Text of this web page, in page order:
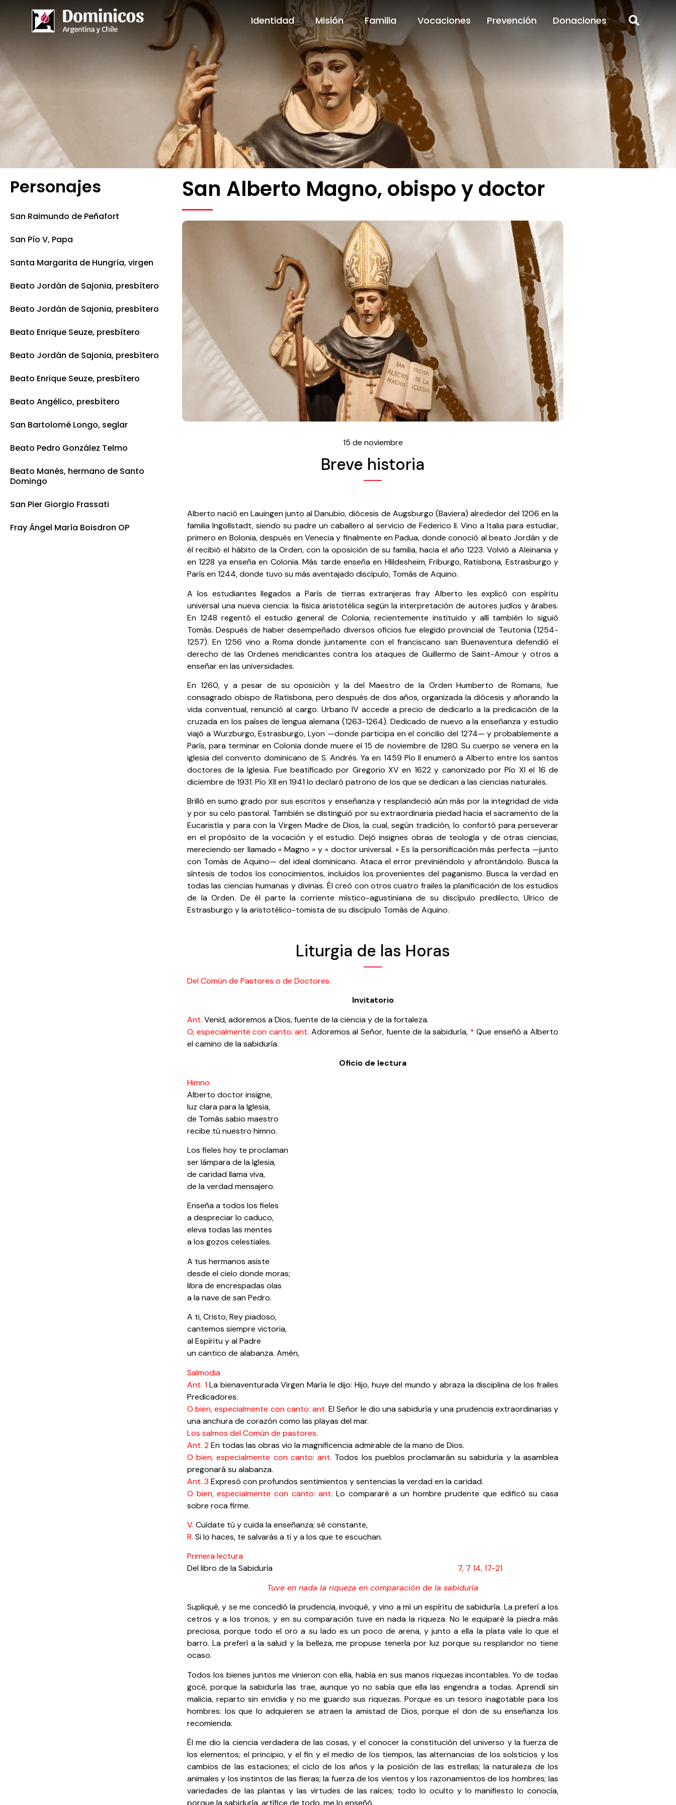
Identidad Misión Familia Vocaciones Prevención Donaciones
Identidad Misión Familia Vocaciones Prevención Donaciones
Personajes
San Raimundo de Peñafort
San Pío V, Papa
Santa Margarita de Hungría, virgen
Beato Jordán de Sajonia, presbítero
Beato Jordán de Sajonia, presbítero
Beato Enrique Seuze, presbítero
Beato Jordán de Sajonia, presbítero
Beato Enrique Seuze, presbítero
Beato Angélico, presbítero
San Bartolomé Longo, seglar
Beato Pedro González Telmo
Beato Manés, hermano de Santo
Domingo
San Pier Giorgio Frassati
Fray Ángel María Boisdron OP
San Alberto Magno, obispo y doctor
15 de noviembre
Breve historia
Alberto nació en Lauingen junto al Danubio, diócesis de Augsburgo (Baviera) alrededor del 1206 en la
familia Ingollstadt, siendo su padre un caballero al servicio de Federico II. Vino a Italia para estudiar,
primero en Bolonia, después en Venecia y finalmente en Padua, donde conoció al beato Jordán y de
él recibió el hábito de la Orden, con la oposición de su familia, hacia el año 1223. Volvió a Aleinania y
en 1228 ya enseña en Colonia. Más tarde enseña en Hlildesheim, Friburgo, Ratisbona, Estrasburgo y
París en 1244, donde tuvo su más aventajado discípulo, Tomás de Aquino.
A los estudiantes llegados a París de tierras extranjeras fray Alberto les explicó con espíritu
universal una nueva ciencia: la física aristotélica según la interpretación de autores judíos y árabes.
En 1248 regentó el estudio general de Colonia, recientemente instituido y allí también lo siguió
Tomás. Después de haber desempeñado diversos oficios fue elegido provincial de Teutonia (1254-
1257). En 1256 vino a Roma donde juntamente con el franciscano san Buenaventura defendió el
derecho de las Ordenes mendicantes contra los ataques de Guillermo de Saint-Amour y otros a
enseñar en las universidades.
En 1260, y a pesar de su oposición y la del Maestro de la Orden Humberto de Romans, fue
consagrado obispo de Ratisbona, pero después de dos años, organizada la diócesis y añorando la
vida conventual, renunció al cargo. Urbano IV accede a precio de dedicarlo a la predicación de la
cruzada en los países de lengua alemana (1263-1264). Dedicado de nuevo a la enseñanza y estudio
viajó a Wurzburgo, Estrasburgo, Lyon —donde participa en el concilio del 1274— y probablemente a
París, para terminar en Colonia donde muere el 15 de noviembre de 1280. Su cuerpo se venera en la
iglesia del convento dominicano de S. Andrés. Ya en 1459 Pío II enumeró a Alberto entre los santos
doctores de la Iglesia. Fue beatificado por Gregorio XV en 1622 y canonizado por Pío XI el 16 de
diciembre de 1931. Pío XII en 1941 lo declaró patrono de los que se dedican a las ciencias naturales.
Brilló en sumo grado por sus escritos y enseñanza y resplandeció aún más por la integridad de vida
y por su celo pastoral. También se distinguió por su extraordinaria piedad hacia el sacramento de la
Eucaristía y para con la Virgen Madre de Dios, la cual, según tradición, lo confortó para perseverar
en el propósito de la vocación y el estudio. Dejó insignes obras de teología y de otras ciencias,
mereciendo ser llamado « Magno » y « doctor universal. » Es la personificación más perfecta —junto
con Tomás de Aquino— del ideal dominicano. Ataca el error previniéndolo y afrontándolo. Busca la
síntesis de todos los conocimientos, incluidos los provenientes del paganismo. Busca la verdad en
todas las ciencias humanas y divinas. Él creó con otros cuatro frailes la planificación de los estudios
de la Orden. De él parte la corriente místico-agustiniana de su discípulo predilecto, Ulrico de
Estrasburgo y la aristotélico-tomista de su discípulo Tomás de Aquino.
Liturgia de las Horas
Del Común de Pastores o de Doctores.
Invitatorio
Ant. Venid, adoremos a Dios, fuente de la ciencia y de la fortaleza.
O, especialmente con canto: ant. Adoremos al Señor, fuente de la sabiduría, * Que enseñó a Alberto
el camino de la sabiduría.
Oficio de lectura
Himno
Alberto doctor insigne,
luz clara para la Iglesia,
de Tomás sabio maestro
recibe tú nuestro himno.
Los fieles hoy te proclaman
ser lámpara de la Iglesia,
de caridad llama viva,
de la verdad mensajero.
Enseña a todos los fieles
a despreciar lo caduco,
eleva todas las mentes
a los gozos celestiales.
A tus hermanos asiste
desde el cielo donde moras;
libra de encrespadas olas
a la nave de san Pedro.
A ti, Cristo, Rey piadoso,
cantemos siempre victoria,
al Espíritu y al Padre
un cantico de alabanza. Amén,
Salmodia
Ant. 1La bienaventurada Virgen María le dijo: Hijo, huye del mundo y abraza la disciplina de los frailes
Predicadores.
O bien, especialmente con canto: ant. El Señor le dio una sabiduría y una prudencia extraordinarias y
una anchura de corazón como las playas del mar.
Los salmos del Común de pastores.
Ant. 2En todas las obras vio la magnificencia admirable de la mano de Dios.
O bien, especialmente con canto: ant. Todos los pueblos proclamarán su sabiduría y la asamblea
pregonará su alabanza.
Ant. 3 Expresó con profundos sentimientos y sentencias la verdad en la caridad.
O bien, especialmente con canto: ant. Lo compararé a un hombre prudente que edificó su casa
sobre roca firme.
V. Cuídate tú y cuida la enseñanza; sé constante,
R. Si lo haces, te salvarás a ti y a los que te escuchan.
Primera lectura
Del libro de la Sabiduría 7, 7 14, 17-21
Tuve en nada la riqueza en comparación de la sabiduría
Supliqué, y se me concedió la prudencia, invoqué, y vino a mí un espíritu de sabiduría. La preferí a los
cetros y a los tronos, y en su comparación tuve en nada la riqueza. No le equiparé la piedra más
preciosa, porque todo el oro a su lado es un poco de arena, y junto a ella la plata vale lo que el
barro. La preferí a la salud y la belleza, me propuse tenerla por luz porque su resplandor no tiene
ocaso.
Todos los bienes juntos me vinieron con ella, había en sus manos riquezas incontables. Yo de todas
gocé, porque la sabiduría las trae, aunque yo no sabía que ella las engendra a todas. Aprendí sin
malicia, reparto sin envidia y no me guardo sus riquezas. Porque es un tesoro inagotable para los
hombres: los que lo adquieren se atraen la amistad de Dios, porque el don de su enseñanza los
recomienda.
Él me dio la ciencia verdadera de las cosas, y el conocer la constitución del universo y la fuerza de
los elementos; el principio, y el fin y el medio de los tiempos, las alternancias de los solsticios y los
cambios de las estaciones; el ciclo de los años y la posición de las estrellas; la naturaleza de los
animales y los instintos de las fieras; la fuerza de los vientos y los razonamientos de los hombres; las
variedades de las plantas y las virtudes de las raíces; todo lo oculto y lo manifiesto lo conocía,
porque la sabiduría, artífice de todo, me lo enseñó.